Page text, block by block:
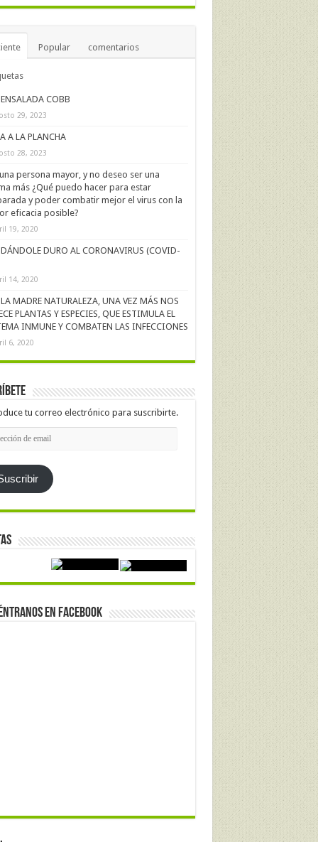
Popular comentarios
ENSALADA COBB
29, 2023
A LA PLANCHA
28, 2023
persona mayor, y no deseo ser una
más ¿Qué puedo hacer para estar
y poder combatir mejor el virus con la
eficacia posible?
19, 2020
DÁNDOLE DURO AL CORONAVIRUS (COVID-
14, 2020
LA MADRE NATURALEZA, UNA VEZ MÁS NOS
PLANTAS Y ESPECIES, QUE ESTIMULA EL
INMUNE Y COMBATEN LAS INFECCIONES
6, 2020
tu correo electrónico para suscribirte.
en Facebook